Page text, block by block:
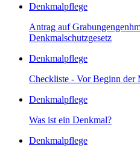
Denkmalpflege
Antrag auf
Denkmalschutzgesetz
Denkmalpflege
Checkliste - Vor Beginn der
Denkmalpflege
Was ist ein Denkmal?
Denkmalpflege